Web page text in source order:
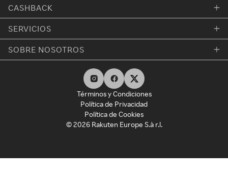
CASHBACK
SERVICIOS
SOBRE NOSOTROS
Términos y Condiciones
Política de Privacidad
Política de Cookies
© 2026 Rakuten Europe S.à r.l.